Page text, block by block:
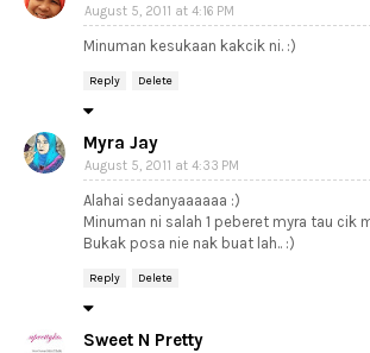
August 5, 2011 at 4:16 PM
Minuman kesukaan kakcik ni. :)
Reply Delete
Myra Jay
August 5, 2011 at 4:33 PM
Alahai sedanyaaaaaa :)
Minuman ni salah 1 peberet myra tau cik
Bukak posa nie nak buat lah.. :)
Reply Delete
Sweet N Pretty